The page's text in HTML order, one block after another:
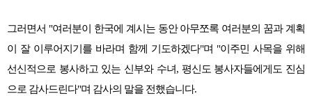
그러면서 "여러분이 한국에 계시는 동안 아무쪼록 여러분의 꿈과 계획
이 잘 이루어지기를 바라며 함께 기도하겠다"며 "이주민 사목을 위해
선신적으로 봉사하고 있는 신부와 수녀, 평신도 봉사자들에게도 진심
으로 감사드린다"며 감사의 말을 전했습니다.